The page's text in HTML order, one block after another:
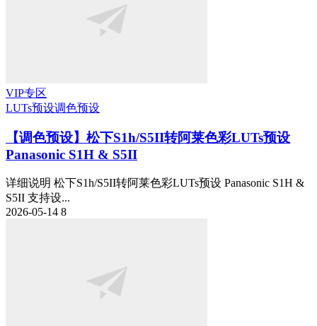
VIP专区
LUTs预设调色预设
【调色预设】松下S1h/S5II转阿莱色彩LUTs预设
Panasonic S1H & S5II
详细说明 松下S1h/S5II转阿莱色彩LUTs预设 Panasonic S1H &
S5II 支持设...
2026-05-14 8